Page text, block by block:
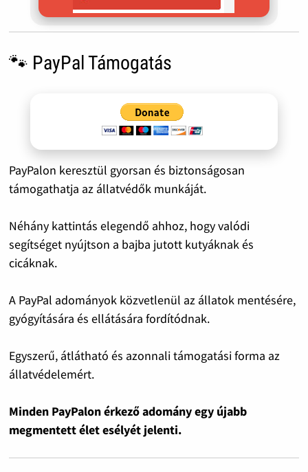
🐾 PayPal Támogatás
PayPalon keresztül gyorsan és biztonságosan
támogathatja az állatvédők munkáját.
Néhány kattintás elegendő ahhoz, hogy valódi
segítséget nyújtson a bajba jutott kutyáknak és
cicáknak.
A PayPal adományok közvetlenül az állatok mentésére,
gyógyítására és ellátására fordítódnak.
Egyszerű, átlátható és azonnali támogatási forma az
állatvédelemért.
Minden PayPalon érkező adomány egy újabb
megmentett élet esélyét jelenti.